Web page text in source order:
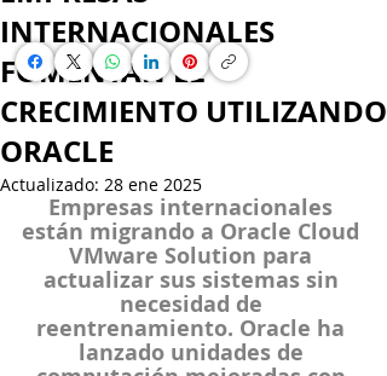
INTERNACIONALES
FOMENTAN EL
CRECIMIENTO UTILIZANDO
ORACLE
Actualizado: 28 ene 2025
Empresas internacionales
están migrando a Oracle Cloud
VMware Solution para
actualizar sus sistemas sin
necesidad de
reentrenamiento. Oracle ha
lanzado unidades de